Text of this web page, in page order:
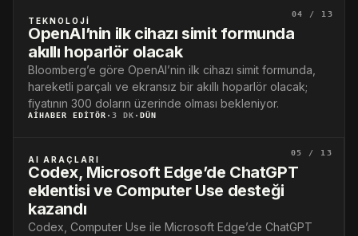
04 / 13
TEKNOLOJI
OpenAI’nin ilk cihazı simit formunda
akıllı hoparlör olacak
Bloomberg’e göre OpenAI’nin ilk cihazı simit formunda,
hareketli parçalı ve ekransız bir akıllı hoparlör olacak;
fiyatının 300 doların üzerinde olması bekleniyor.
AIHABER EDITÖR · 3 DK · DÜN
05 / 13
AI ARAÇLARI
Codex, Microsoft Edge’de ChatGPT
eklentisi ve Computer Use desteği
kazandı
Codex, Computer Use ile Microsoft Edge’de ChatGPT